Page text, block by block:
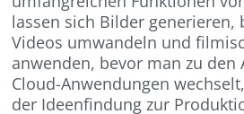
lassen sich Bilder generieren,
Videos umwandeln und
anwenden, bevor man zu den
Cloud-Anwendungen
der Ideenfindung zur